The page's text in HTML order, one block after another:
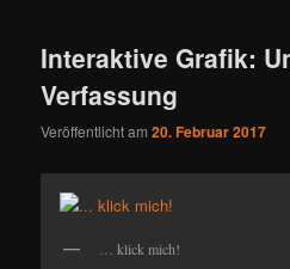
Interaktive Grafik:
Verfassung
Veröffentlicht am20. Februar 2017
… klick mich!